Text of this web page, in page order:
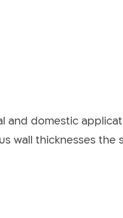
and domestic
wall thicknesses the